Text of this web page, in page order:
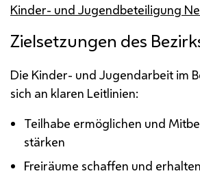
Kinder- und Jugendbeteiligung
Zielsetzungen des
Die Kinder- und Jugendarbeit im
sich an klaren Leitlinien:
Teilhabe ermöglichen und
stärken
Freiräume schaffen und erhalten